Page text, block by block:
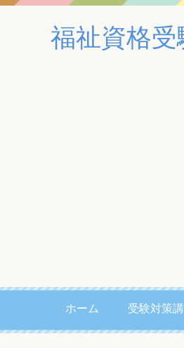
福祉資格
ホーム 受験対策